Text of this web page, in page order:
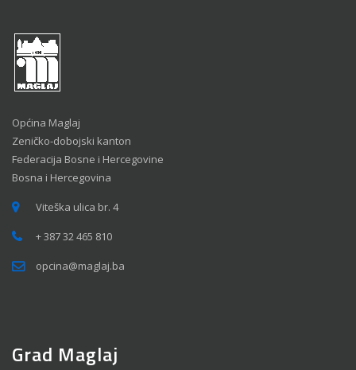
Općina Maglaj
Zeničko-dobojski kanton
Federacija Bosne i Hercegovine
Bosna i Hercegovina
Viteška ulica br. 4
+ 387 32 465 810
opcina@maglaj.ba
Grad Maglaj